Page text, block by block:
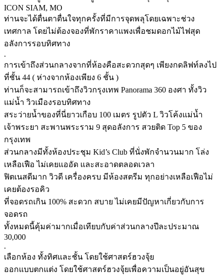
ICON SIAM, MO
ท่านจะได้ตื่นตาตื่นใจทุกครั้งที่มีการจุดพลุโดยเฉพาะช่วง
เทศกาล โดยไม่ต้องจองที่พักราคาแพงเพื่อชมดอกไม้ไฟสุด
อลังการรอบทิศทาง
.
การเข้าถึงส่วนกลางจากที่ห้องคือสะดวกสุดๆ เพียงกดลิฟท์ลงไป
ที่ชั้น 44 ( ห่างจากห้องเพียง 6 ชั้น )
ท่านก็จะสามารถเข้าถึงวิวกรุงเทพ Panorama 360 องศา ทั้งวิว
แม่น้ำ วิวเมืองรอบทิศทาง
สระว่ายน้ำของที่นี่ยาวเกือบ 100 เมตร รูปตัว L วิวโค้งแม่น้ำ
เจ้าพระยา สะพานพระราม 9 สุดอลังการ สวยติด Top 5 ของ
กรุงเทพ
ส่วนกลางมีทั้งห้องประชุม Kid’s Club ที่นั่งพักจำนวนมาก โล่ง
เหลือเฟือ ไม่เคยแออัด และสะอาดตลอดเวลา
ฟิตเนสดีมาก วิวดี เครื่องครบ มีห้องสตรีม ทุกอย่างเหลือเฟือไม่
เคยต้องรอคิว
ที่จอดรถเกิน 100% สะดวก สบาย ไม่เคยมีปัญหาเกี่ยวกับการ
จอดรถ
ทั้งหมดนี้คุ้มค่ามากเมื่อเทียบกับค่าส่วนกลางปีละประมาณ
30,000
.
เลือกห้อง ทั้งทิศและชั้น โดยใช้ศาสตร์ฮวงจุ้ย
ออกแบบตกแต่ง โดยใช้ศาสตร์ฮวงจุ้ยเพื่อความเป็นอยู่อันสุข